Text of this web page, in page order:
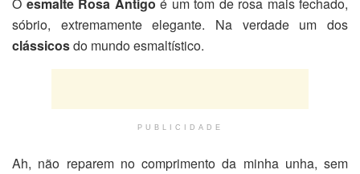
O esmalte Rosa Antigo é um tom de rosa mais fechado,
sóbrio, extremamente elegante. Na verdade um dos
clássicosdo mundo esmaltístico.
PUBLICIDADE
Ah, não reparem no comprimento da minha unha, sem